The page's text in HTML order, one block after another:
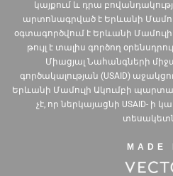
կայքում և դրա
արտոնագրված է Երևանի
օգտագործվում է Երևանի
թույլ է տալիս գործող
Միացյալ Նահանգների
գործակալության (USAID)
Երևանի Մամուլի Ակումբի
չէ, որ ներկայացնի USAID- ի
MADE